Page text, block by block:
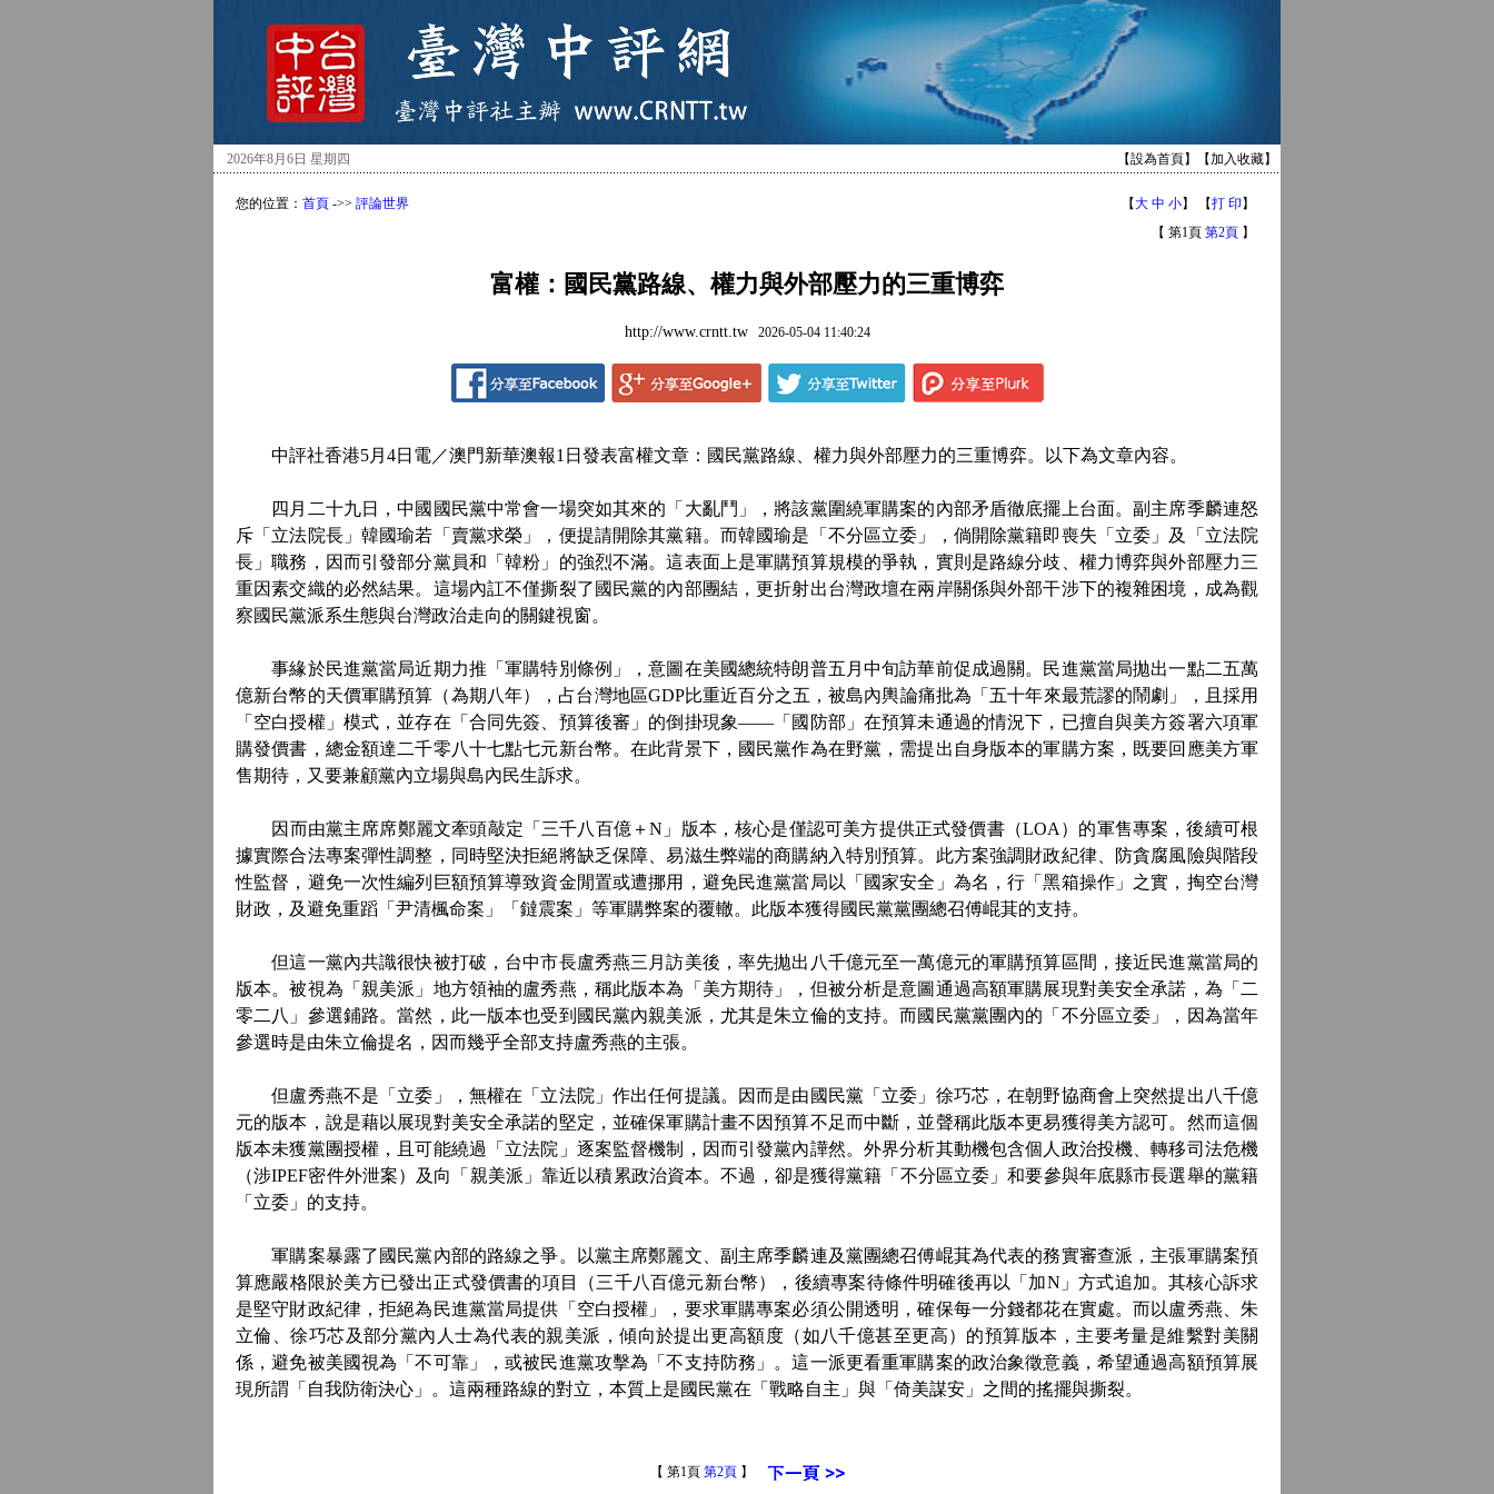
2026年8月6日 星期四 【設為首頁】【加入收藏】
您的位置： 首頁 ->> 評論世界 【大 中 小】 【打 印 】
【 第1頁 第2頁 】
富權：國民黨路線、權力與外部壓力的三重博弈
http://www.crntt.tw2026-05-04 11:40:24
中評社香港5月4日電／澳門新華澳報1日發表富權文章：國民黨路線、權力與外部壓力的三重博弈。以下為文章內容。
四月二十九日，中國國民黨中常會一場突如其來的「大亂鬥」，將該黨圍繞軍購案的內部矛盾徹底擺上台面。副主席季麟連怒
斥「立法院長」韓國瑜若「賣黨求榮」，便提請開除其黨籍。而韓國瑜是「不分區立委」，倘開除黨籍即喪失「立委」及「立法院
長」職務，因而引發部分黨員和「韓粉」的強烈不滿。這表面上是軍購預算規模的爭執，實則是路線分歧、權力博弈與外部壓力三
重因素交織的必然結果。這場內訌不僅撕裂了國民黨的內部團結，更折射出台灣政壇在兩岸關係與外部干涉下的複雜困境，成為觀
察國民黨派系生態與台灣政治走向的關鍵視窗。
事緣於民進黨當局近期力推「軍購特別條例」，意圖在美國總統特朗普五月中旬訪華前促成過關。民進黨當局拋出一點二五萬
億新台幣的天價軍購預算（為期八年），占台灣地區GDP比重近百分之五，被島內輿論痛批為「五十年來最荒謬的鬧劇」，且採用
「空白授權」模式，並存在「合同先簽、預算後審」的倒掛現象——「國防部」在預算未通過的情況下，已擅自與美方簽署六項軍
購發價書，總金額達二千零八十七點七元新台幣。在此背景下，國民黨作為在野黨，需提出自身版本的軍購方案，既要回應美方軍
售期待，又要兼顧黨內立場與島內民生訴求。
因而由黨主席席鄭麗文牽頭敲定「三千八百億＋N」版本，核心是僅認可美方提供正式發價書（LOA）的軍售專案，後續可根
據實際合法專案彈性調整，同時堅決拒絕將缺乏保障、易滋生弊端的商購納入特別預算。此方案強調財政紀律、防貪腐風險與階段
性監督，避免一次性編列巨額預算導致資金閒置或遭挪用，避免民進黨當局以「國家安全」為名，行「黑箱操作」之實，掏空台灣
財政，及避免重蹈「尹清楓命案」「鐽震案」等軍購弊案的覆轍。此版本獲得國民黨黨團總召傅崐萁的支持。
但這一黨內共識很快被打破，台中市長盧秀燕三月訪美後，率先拋出八千億元至一萬億元的軍購預算區間，接近民進黨當局的
版本。被視為「親美派」地方領袖的盧秀燕，稱此版本為「美方期待」，但被分析是意圖通過高額軍購展現對美安全承諾，為「二
零二八」參選鋪路。當然，此一版本也受到國民黨內親美派，尤其是朱立倫的支持。而國民黨黨團內的「不分區立委」，因為當年
參選時是由朱立倫提名，因而幾乎全部支持盧秀燕的主張。
但盧秀燕不是「立委」，無權在「立法院」作出任何提議。因而是由國民黨「立委」徐巧芯，在朝野協商會上突然提出八千億
元的版本，說是藉以展現對美安全承諾的堅定，並確保軍購計畫不因預算不足而中斷，並聲稱此版本更易獲得美方認可。然而這個
版本未獲黨團授權，且可能繞過「立法院」逐案監督機制，因而引發黨內譁然。外界分析其動機包含個人政治投機、轉移司法危機
（涉IPEF密件外泄案）及向「親美派」靠近以積累政治資本。不過，卻是獲得黨籍「不分區立委」和要參與年底縣市長選舉的黨籍
「立委」的支持。
軍購案暴露了國民黨內部的路線之爭。以黨主席鄭麗文、副主席季麟連及黨團總召傅崐萁為代表的務實審查派，主張軍購案預
算應嚴格限於美方已發出正式發價書的項目（三千八百億元新台幣），後續專案待條件明確後再以「加N」方式追加。其核心訴求
是堅守財政紀律，拒絕為民進黨當局提供「空白授權」，要求軍購專案必須公開透明，確保每一分錢都花在實處。而以盧秀燕、朱
立倫、徐巧芯及部分黨內人士為代表的親美派，傾向於提出更高額度（如八千億甚至更高）的預算版本，主要考量是維繫對美關
係，避免被美國視為「不可靠」，或被民進黨攻擊為「不支持防務」。這一派更看重軍購案的政治象徵意義，希望通過高額預算展
現所謂「自我防衛決心」。這兩種路線的對立，本質上是國民黨在「戰略自主」與「倚美謀安」之間的搖擺與撕裂。
【 第1頁 第2頁】